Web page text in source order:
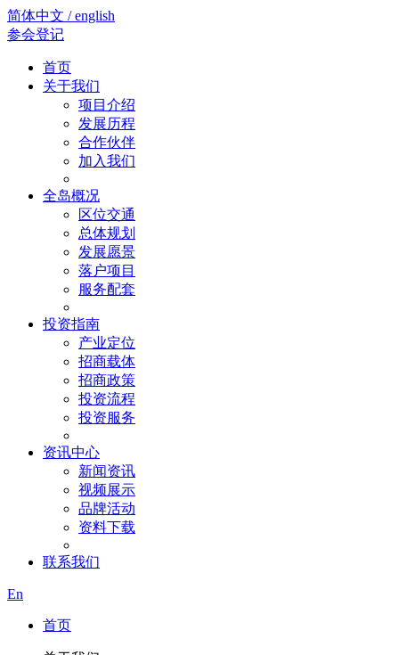
简体中文 / english
参会登记
首页
关于我们
项目介绍
发展历程
合作伙伴
加入我们
全岛概况
区位交通
总体规划
发展愿景
落户项目
服务配套
投资指南
产业定位
招商载体
招商政策
投资流程
投资服务
资讯中心
新闻资讯
视频展示
品牌活动
资料下载
联系我们
En
首页